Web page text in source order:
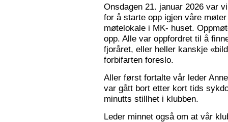
Onsdagen 21. januar 2026 var
for å starte opp igjen våre
møtelokale i MK- huset.
opp. Alle var oppfordret til å
fjoråret, eller heller kanskje
forbifarten foreslo.
Aller først fortalte vår leder
var gått bort etter kort tids
minutts stillhet i klubben.
Leder minnet også om at vår